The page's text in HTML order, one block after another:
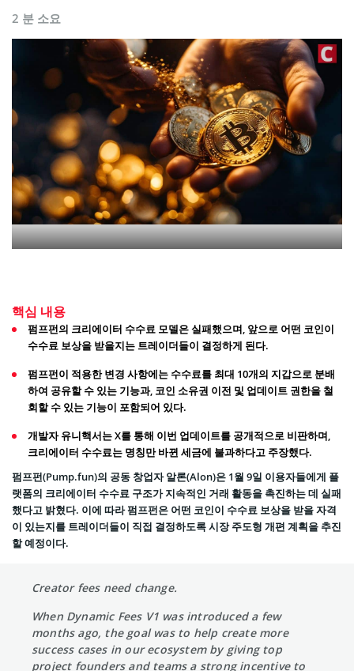
2 분 소요
핵심 내용
펌프펀의 크리에이터 수수료 모델은 실패했으며, 앞으로 어떤 코인이
수수료 보상을 받을지는 트레이더들이 결정하게 된다.
펌프펀이 적용한 변경 사항에는 수수료를 최대 10개의 지갑으로 분배
하여 공유할 수 있는 기능과, 코인 소유권 이전 및 업데이트 권한을 철
회할 수 있는 기능이 포함되어 있다.
개발자 유니핵서는 X를 통해 이번 업데이트를 공개적으로 비판하며,
크리에이터 수수료는 명칭만 바뀐 세금에 불과하다고 주장했다.
펌프펀(Pump.fun)의 공동 창업자 알론(Alon)은 1월 9일 이용자들에게 플
랫폼의 크리에이터 수수료 구조가 지속적인 거래 활동을 촉진하는 데 실패
했다고 밝혔다. 이에 따라 펌프펀은 어떤 코인이 수수료 보상을 받을 자격
이 있는지를 트레이더들이 직접 결정하도록 시장 주도형 개편 계획을 추진
할 예정이다.
Creator fees need change.
When Dynamic Fees V1 was introduced a few
months ago, the goal was to help create more
success cases in our ecosystem by giving top
project founders and teams a strong incentive to